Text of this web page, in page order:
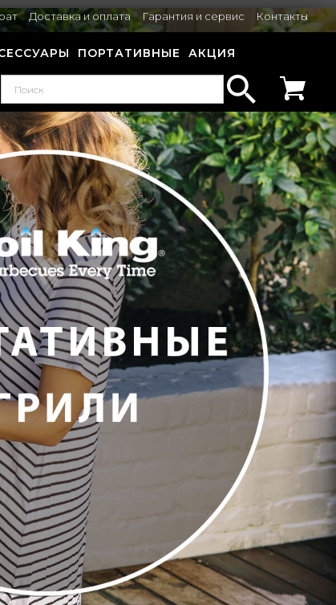
Доставка и оплата Гарантия и сервис Контакты
ПОРТАТИВНЫЕ АКЦИЯ